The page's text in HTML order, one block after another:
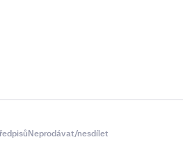
Neprodávat/nesdílet